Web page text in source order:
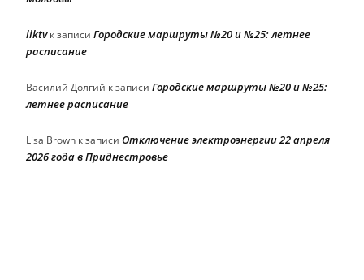
liktvк записи Городские маршруты №20 и №25: летнее
расписание
Василий Долгий к записи Городские маршруты №20 и №25:
летнее расписание
Lisa Brown к записи Отключение электроэнергии 22 апреля
2026 года в Приднестровье